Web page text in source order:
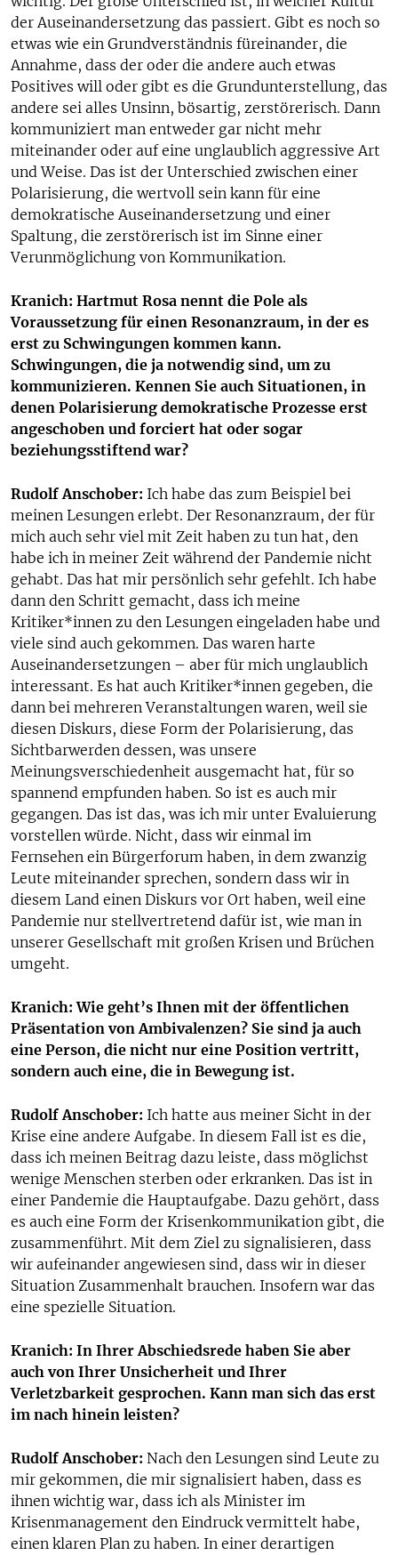
der Auseinandersetzung das passiert. Gibt es noch so
etwas wie ein Grundverständnis füreinander, die
Annahme, dass der oder die andere auch etwas
Positives will oder gibt es die Grundunterstellung, das
andere sei alles Unsinn, bösartig, zerstörerisch. Dann
kommuniziert man entweder gar nicht mehr
miteinander oder auf eine unglaublich aggressive Art
und Weise. Das ist der Unterschied zwischen einer
Polarisierung, die wertvoll sein kann für eine
demokratische Auseinandersetzung und einer
Spaltung, die zerstörerisch ist im Sinne einer
Verunmöglichung von Kommunikation.
Kranich: Hartmut Rosa nennt die Pole als
Voraussetzung für einen Resonanzraum, in der es
erst zu Schwingungen kommen kann.
Schwingungen, die ja notwendig sind, um zu
kommunizieren. Kennen Sie auch Situationen, in
denen Polarisierung demokratische Prozesse erst
angeschoben und forciert hat oder sogar
beziehungsstiftend war?
Rudolf Anschober: Ich habe das zum Beispiel bei
meinen Lesungen erlebt. Der Resonanzraum, der für
mich auch sehr viel mit Zeit haben zu tun hat, den
habe ich in meiner Zeit während der Pandemie nicht
gehabt. Das hat mir persönlich sehr gefehlt. Ich habe
dann den Schritt gemacht, dass ich meine
Kritiker*innen zu den Lesungen eingeladen habe und
viele sind auch gekommen. Das waren harte
Auseinandersetzungen – aber für mich unglaublich
interessant. Es hat auch Kritiker*innen gegeben, die
dann bei mehreren Veranstaltungen waren, weil sie
diesen Diskurs, diese Form der Polarisierung, das
Sichtbarwerden dessen, was unsere
Meinungsverschiedenheit ausgemacht hat, für so
spannend empfunden haben. So ist es auch mir
gegangen. Das ist das, was ich mir unter Evaluierung
vorstellen würde. Nicht, dass wir einmal im
Fernsehen ein Bürgerforum haben, in dem zwanzig
Leute miteinander sprechen, sondern dass wir in
diesem Land einen Diskurs vor Ort haben, weil eine
Pandemie nur stellvertretend dafür ist, wie man in
unserer Gesellschaft mit großen Krisen und Brüchen
umgeht.
Kranich: Wie geht’s Ihnen mit der öffentlichen
Präsentation von Ambivalenzen? Sie sind ja auch
eine Person, die nicht nur eine Position vertritt,
sondern auch eine, die in Bewegung ist.
Rudolf Anschober: Ich hatte aus meiner Sicht in der
Krise eine andere Aufgabe. In diesem Fall ist es die,
dass ich meinen Beitrag dazu leiste, dass möglichst
wenige Menschen sterben oder erkranken. Das ist in
einer Pandemie die Hauptaufgabe. Dazu gehört, dass
es auch eine Form der Krisenkommunikation gibt, die
zusammenführt. Mit dem Ziel zu signalisieren, dass
wir aufeinander angewiesen sind, dass wir in dieser
Situation Zusammenhalt brauchen. Insofern war das
eine spezielle Situation.
Kranich: In Ihrer Abschiedsrede haben Sie aber
auch von Ihrer Unsicherheit und Ihrer
Verletzbarkeit gesprochen. Kann man sich das erst
im nach hinein leisten?
Rudolf Anschober: Nach den Lesungen sind Leute zu
mir gekommen, die mir signalisiert haben, dass es
ihnen wichtig war, dass ich als Minister im
Krisenmanagement den Eindruck vermittelt habe,
einen klaren Plan zu haben. In einer derartigen